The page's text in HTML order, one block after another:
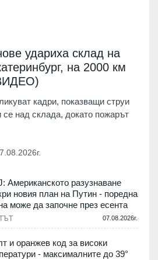
удариха склад на
на 2000 км
кадри, показващи струи
над склада, докато пожарът
Американското разузнаване
новия план на Путин - поредна
може да започне през есента
07.08.2026г.
и оранжев код за високи
- максималните до 39°